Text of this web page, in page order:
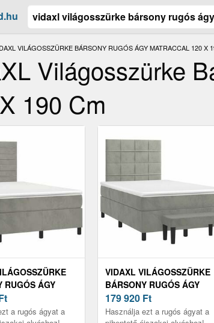
VILÁGOSSZÜRKE BÁRSONY RUGÓS ÁGY MATRACCAL 120 X
Világosszürke
190 Cm
RUGÓS ÁGY
120 X 190 CM
a rugós ágyat a
VIDAXL VILÁGOSSZÜRKE
BÁRSONY RUGÓS ÁGY
MATRACCAL 120 X 190 CM
179 920 Ft
Használja ezt a rugós ágyat a